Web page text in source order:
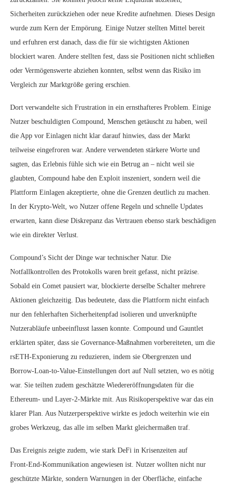
Sicherheiten zurückziehen oder neue Kredite aufnehmen. Dieses Design
wurde zum Kern der Empörung. Einige Nutzer stellten Mittel bereit
und erfuhren erst danach, dass die für sie wichtigsten Aktionen
blockiert waren. Andere stellten fest, dass sie Positionen nicht schließen
oder Vermögenswerte abziehen konnten, selbst wenn das Risiko im
Vergleich zur Marktgröße gering erschien.
Dort verwandelte sich Frustration in ein ernsthafteres Problem. Einige
Nutzer beschuldigten Compound, Menschen getäuscht zu haben, weil
die App vor Einlagen nicht klar darauf hinwies, dass der Markt
teilweise eingefroren war. Andere verwendeten stärkere Worte und
sagten, das Erlebnis fühle sich wie ein Betrug an – nicht weil sie
glaubten, Compound habe den Exploit inszeniert, sondern weil die
Plattform Einlagen akzeptierte, ohne die Grenzen deutlich zu machen.
In der Krypto‑Welt, wo Nutzer offene Regeln und schnelle Updates
erwarten, kann diese Diskrepanz das Vertrauen ebenso stark beschädigen
wie ein direkter Verlust.
Compound’s Sicht der Dinge war technischer Natur. Die
Notfallkontrollen des Protokolls waren breit gefasst, nicht präzise.
Sobald ein Comet pausiert war, blockierte derselbe Schalter mehrere
Aktionen gleichzeitig. Das bedeutete, dass die Plattform nicht einfach
nur den fehlerhaften Sicherheitenpfad isolieren und unverknüpfte
Nutzerabläufe unbeeinflusst lassen konnte. Compound und Gauntlet
erklärten später, dass sie Governance‑Maßnahmen vorbereiteten, um die
rsETH‑Exponierung zu reduzieren, indem sie Obergrenzen und
Borrow‑Loan-to-Value‑Einstellungen dort auf Null setzten, wo es nötig
war. Sie teilten zudem geschätzte Wiedereröffnungsdaten für die
Ethereum‑ und Layer‑2‑Märkte mit. Aus Risikoperspektive war das ein
klarer Plan. Aus Nutzerperspektive wirkte es jedoch weiterhin wie ein
grobes Werkzeug, das alle im selben Markt gleichermaßen traf.
Das Ereignis zeigte zudem, wie stark DeFi in Krisenzeiten auf
Front‑End‑Kommunikation angewiesen ist. Nutzer wollten nicht nur
geschützte Märkte, sondern Warnungen in der Oberfläche, einfache